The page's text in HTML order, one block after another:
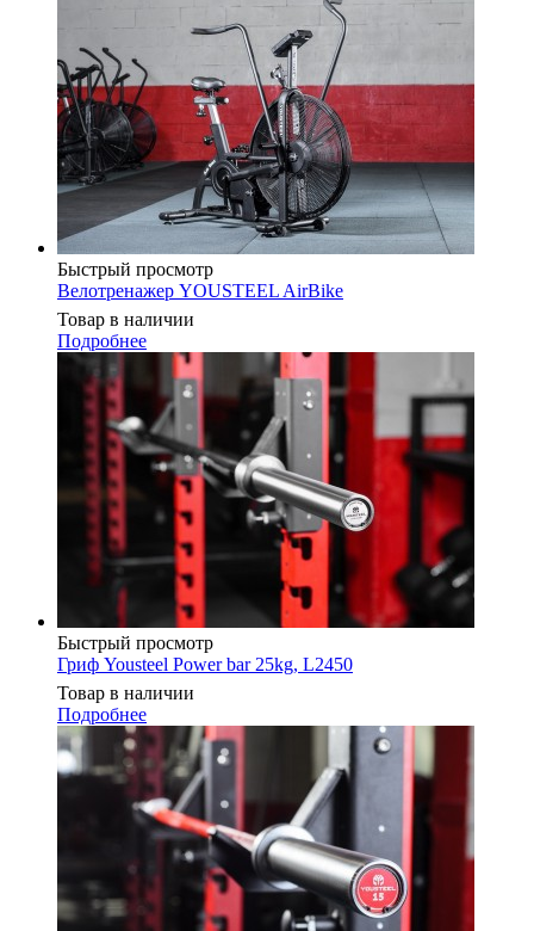
Быстрый просмотр
Велотренажер YOUSTEEL AirBike
Товар в наличии
Подробнее
Быстрый просмотр
Гриф Yousteel Power bar 25kg, L2450
Товар в наличии
Подробнее